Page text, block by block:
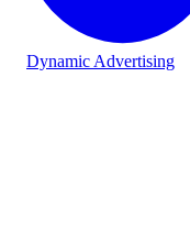
Dynamic Advertising